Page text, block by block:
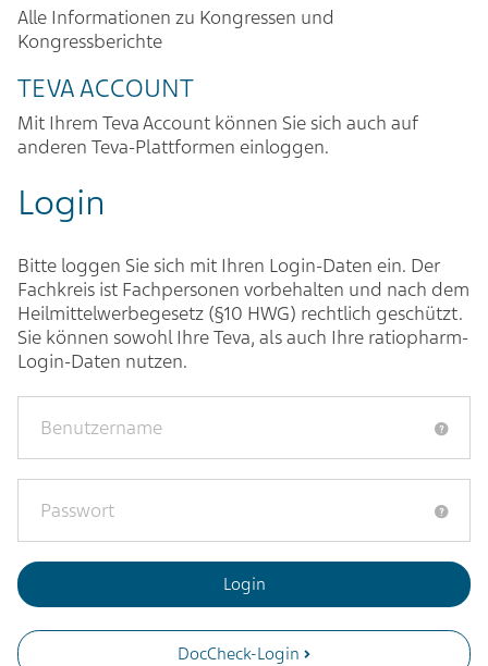
Alle Informationen zu Kongressen und
Kongressberichte
TEVA ACCOUNT
Mit Ihrem Teva Account können Sie sich auch auf
anderen Teva-Plattformen einloggen.
Login
Bitte loggen Sie sich mit Ihren Login-Daten ein. Der
Fachkreis ist Fachpersonen vorbehalten und nach dem
Heilmittelwerbegesetz (§10 HWG) rechtlich geschützt.
Sie können sowohl Ihre Teva, als auch Ihre ratiopharm-
Login-Daten nutzen.
DocCheck-Login